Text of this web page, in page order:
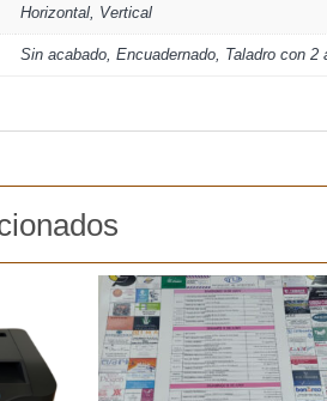
Horizontal, Vertical
Sin acabado, Encuadernado, Taladro con 2